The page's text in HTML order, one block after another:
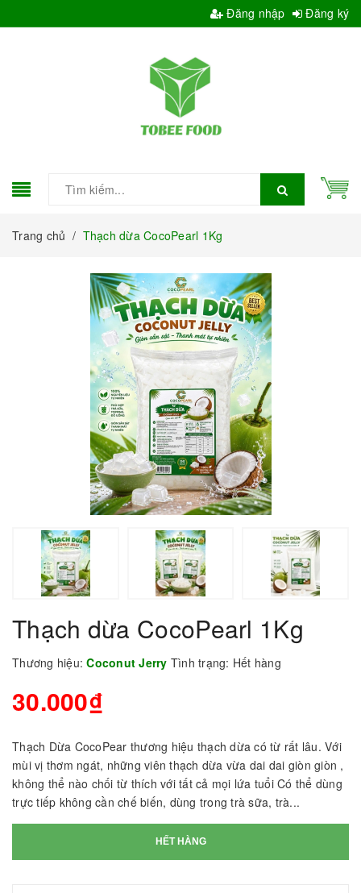
Đăng nhập Đăng ký
Trang chủ / Thạch dừa CocoPearl 1Kg
Thạch dừa CocoPearl 1Kg
Thương hiệu: Coconut Jerry Tình trạng: Hết hàng
30.000₫
Thạch Dừa CocoPear thương hiệu thạch dừa có từ rất lâu. Với
mùi vị thơm ngát, những viên thạch dừa vừa dai dai giòn giòn ,
không thể nào chối từ thích với tất cả mọi lứa tuổi Có thể dùng
trực tiếp không cần chế biến, dùng trong trà sữa, trà...
HẾT HÀNG